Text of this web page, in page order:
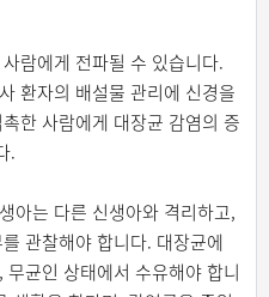
람에게 전파될 수 있습니다.
환자의 배설물 관리에 신경을
한 사람에게 대장균 감염의 증
.
아는 다른 신생아와 격리하고,
관찰해야 합니다. 대장균에
균인 상태에서 수유해야 합니